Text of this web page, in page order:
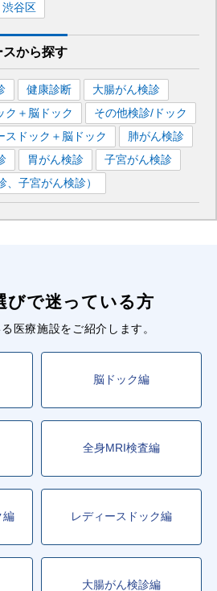
渋谷区
スから探す
健康診断
大腸がん検診
ク＋脳ドック
その他検診/ドック
スドック＋脳ドック
肺がん検診
胃がん検診
子宮がん検診
子宮がん検診）
びで迷っている方
医療施設をご紹介します。
脳ドック編
全身MRI検査編
編 レディースドック編
大腸がん検診編